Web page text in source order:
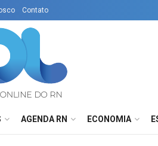
Contato
AGENDA RN ECONOMIA